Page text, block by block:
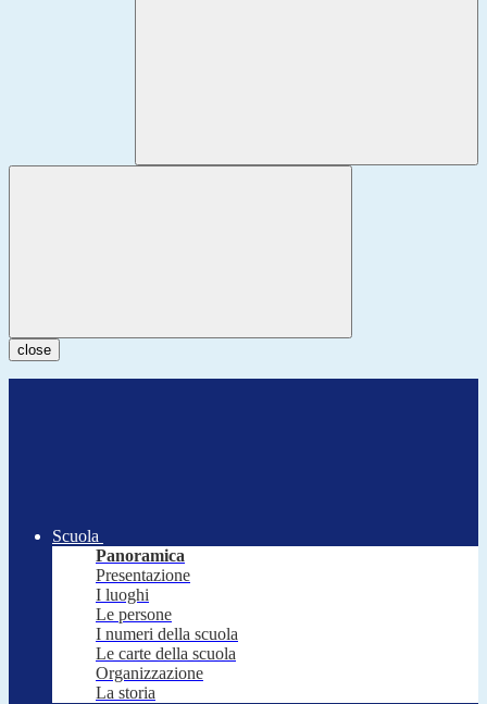
close
Scuola
Panoramica
Presentazione
I luoghi
Le persone
I numeri della scuola
Le carte della scuola
Organizzazione
La storia